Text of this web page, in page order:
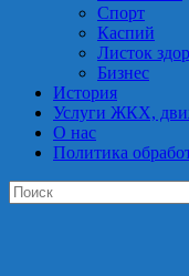
Спорт
Каспий
Листок
Бизнес
История
Услуги ЖКХ,
О нас
Политика